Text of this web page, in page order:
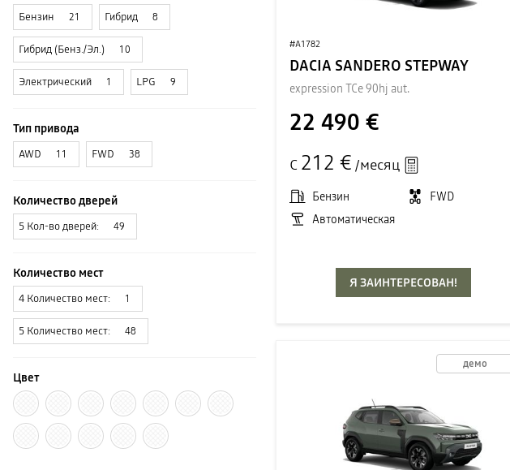
Бензин 21 Гибрид 8
Гибрид (Бенз./Эл.) 10
Электрический 1 LPG 9
Тип привода
AWD 11 FWD 38
Количество дверей
5 Кол-во дверей: 49
Количество мест
4 Количество мест: 1
5 Количество мест: 48
Цвет
#A1782
DACIA SANDERO STEPWAY
expression TCe 90hj aut.
22 490 €
С 212 € /месяц
Бензин
FWD
Автоматическая
Я ЗАИНТЕРЕСОВАН!
демо